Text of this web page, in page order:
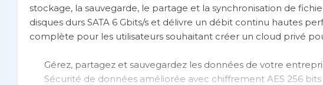
stockage, la sauvegarde, le partage et la synchronisation de
disques durs SATA 6 Gbits/s et délivre un débit continu hautes
complète pour les utilisateurs souhaitant créer un cloud privé
Gérez, partagez et sauvegardez les données de votre
Sécurité de données améliorée avec chiffrement AES 256